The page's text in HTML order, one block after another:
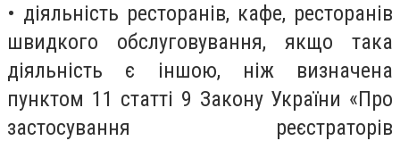
• діяльність ресторанів, кафе, ресторанів
швидкого обслуговування, якщо така
діяльність є іншою, ніж визначена
пунктом 11 статті 9 Закону України «Про
застосування реєстраторів